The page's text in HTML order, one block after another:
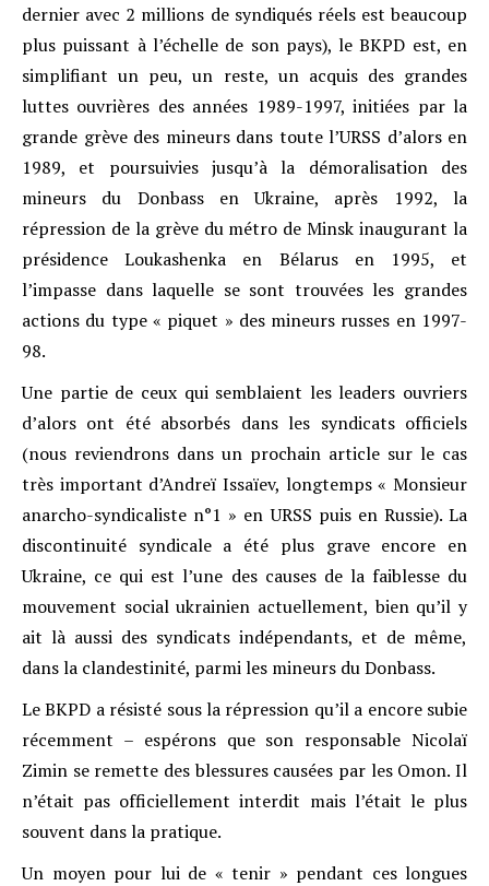
dernier avec 2 millions de syndiqués réels est beaucoup
plus puissant à l’échelle de son pays), le BKPD est, en
simplifiant un peu, un reste, un acquis des grandes
luttes ouvrières des années 1989-1997, initiées par la
grande grève des mineurs dans toute l’URSS d’alors en
1989, et poursuivies jusqu’à la démoralisation des
mineurs du Donbass en Ukraine, après 1992, la
répression de la grève du métro de Minsk inaugurant la
présidence Loukashenka en Bélarus en 1995, et
l’impasse dans laquelle se sont trouvées les grandes
actions du type « piquet » des mineurs russes en 1997-
98.
Une partie de ceux qui semblaient les leaders ouvriers
d’alors ont été absorbés dans les syndicats officiels
(nous reviendrons dans un prochain article sur le cas
très important d’Andreï Issaïev, longtemps « Monsieur
anarcho-syndicaliste n°1 » en URSS puis en Russie). La
discontinuité syndicale a été plus grave encore en
Ukraine, ce qui est l’une des causes de la faiblesse du
mouvement social ukrainien actuellement, bien qu’il y
ait là aussi des syndicats indépendants, et de même,
dans la clandestinité, parmi les mineurs du Donbass.
Le BKPD a résisté sous la répression qu’il a encore subie
récemment – espérons que son responsable Nicolaï
Zimin se remette des blessures causées par les Omon. Il
n’était pas officiellement interdit mais l’était le plus
souvent dans la pratique.
Un moyen pour lui de « tenir » pendant ces longues